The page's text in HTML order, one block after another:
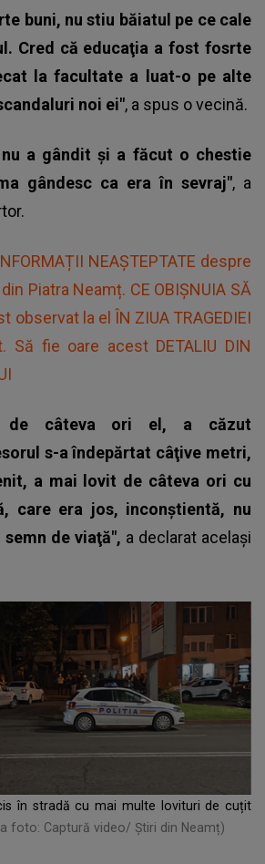
buni, nu stiu băiatul pe ce cale
Cred că educaţia a fost fosrte
la facultate a luat-o pe alte
noi ei", a spus o vecină.
a gândit și a făcut o chestie
gândesc ca era în sevraj", a
NEAȘTEPTATE despre
Piatra Neamț. CE OBIȘNUIA SĂ
observat la el ÎN ZIUA TRAGEDIEI
Să fie oare acest DETALIU DIN
de câteva ori el, a căzut
s-a îndepărtat câţive metri,
a mai lovit de câteva ori cu
care era jos, inconştientă, nu
de viaţă", a declarat acelaşi
în stradă cu mai multe lovituri de cuțit
foto: Captură video/ Știri din Neamț)